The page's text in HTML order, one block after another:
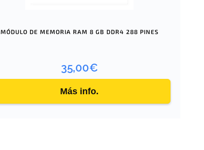
MÓDULO DE MEMORIA RAM 8 GB DDR4 288 PINES
35,00€
Más info.